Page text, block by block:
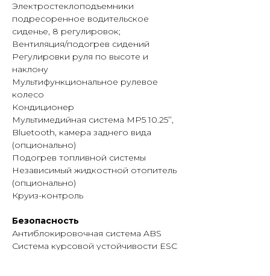
Электростеклоподъемники
подресоренное водительское
сиденье, 8 регулировок;
Вентиляция/подогрев сидений
Регулировки руля по высоте и
наклону
Мультифункциональное рулевое
колесо
Кондиционер
Мультимедийная система MP5 10.25’’,
Bluetooth, камера заднего вида
(опционально)
Подогрев топливной системы
Независимый жидкостной отопитель
(опционально)
Круиз-контроль
Безопасность
Антиблокировочная система ABS
Система курсовой устойчивости ESC